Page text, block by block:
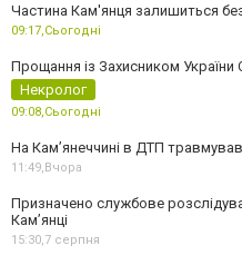
Частина Кам'янця залишиться
09:17,Сьогодні
Прощання із Захисником України
Некролог
09:08,Сьогодні
На Кам’янеччині в ДТП
11:49,Вчора
Призначено службове
Кам’янці
15:30,7 серпня